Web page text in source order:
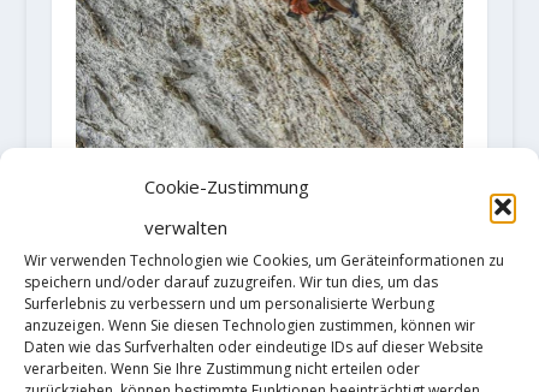
Cookie-Zustimmung
verwalten
Wir verwenden Technologien wie Cookies, um Geräteinformationen zu
speichern und/oder darauf zuzugreifen. Wir tun dies, um das
Surferlebnis zu verbessern und um personalisierte Werbung
anzuzeigen. Wenn Sie diesen Technologien zustimmen, können wir
Daten wie das Surfverhalten oder eindeutige IDs auf dieser Website
verarbeiten. Wenn Sie Ihre Zustimmung nicht erteilen oder
Jorge Diaz-Rullo mit Erstbegehung
„Las meninas R2“ 9a+/b
17. August 2020